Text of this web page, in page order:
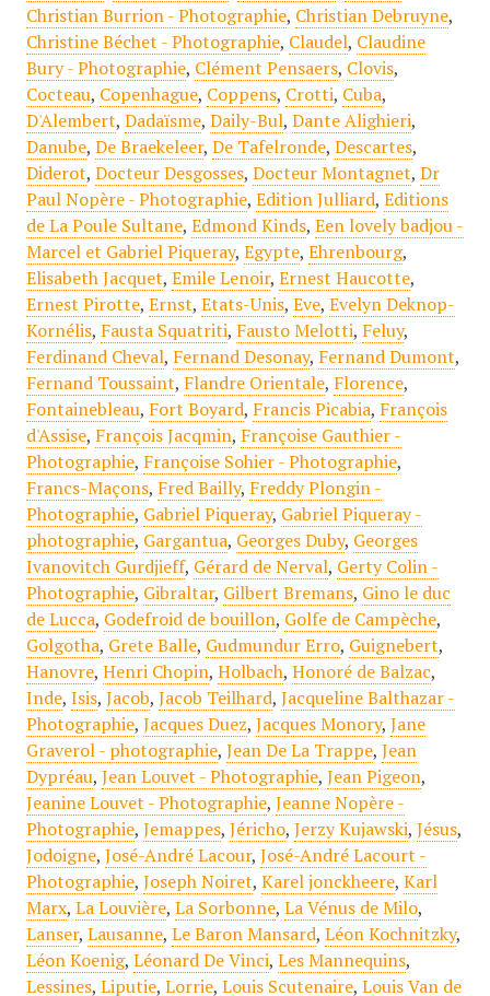
Christian Burrion - Photographie, Christian Debruyne,
Christine Béchet - Photographie, Claudel, Claudine
Bury - Photographie, Clément Pensaers, Clovis,
Cocteau, Copenhague, Coppens, Crotti, Cuba,
D'Alembert, Dadaïsme, Daily-Bul, Dante Alighieri,
Danube, De Braekeleer, De Tafelronde, Descartes,
Diderot, Docteur Desgosses, Docteur Montagnet, Dr
Paul Nopère - Photographie, Edition Julliard, Editions
de La Poule Sultane, Edmond Kinds, Een lovely badjou -
Marcel et Gabriel Piqueray, Egypte, Ehrenbourg,
Elisabeth Jacquet, Emile Lenoir, Ernest Haucotte,
Ernest Pirotte, Ernst, Etats-Unis, Eve, Evelyn Deknop-
Kornélis, Fausta Squatriti, Fausto Melotti, Feluy,
Ferdinand Cheval, Fernand Desonay, Fernand Dumont,
Fernand Toussaint, Flandre Orientale, Florence,
Fontainebleau, Fort Boyard, Francis Picabia, François
d'Assise, François Jacqmin, Françoise Gauthier -
Photographie, Françoise Sohier - Photographie,
Francs-Maçons, Fred Bailly, Freddy Plongin -
Photographie, Gabriel Piqueray, Gabriel Piqueray -
photographie, Gargantua, Georges Duby, Georges
Ivanovitch Gurdjieff, Gérard de Nerval, Gerty Colin -
Photographie, Gibraltar, Gilbert Bremans, Gino le duc
de Lucca, Godefroid de bouillon, Golfe de Campèche,
Golgotha, Grete Balle, Gudmundur Erro, Guignebert,
Hanovre, Henri Chopin, Holbach, Honoré de Balzac,
Inde, Isis, Jacob, Jacob Teilhard, Jacqueline Balthazar -
Photographie, Jacques Duez, Jacques Monory, Jane
Graverol - photographie, Jean De La Trappe, Jean
Dypréau, Jean Louvet - Photographie, Jean Pigeon,
Jeanine Louvet - Photographie, Jeanne Nopère -
Photographie, Jemappes, Jéricho, Jerzy Kujawski, Jésus,
Jodoigne, José-André Lacour, José-André Lacourt -
Photographie, Joseph Noiret, Karel jonckheere, Karl
Marx, La Louvière, La Sorbonne, La Vénus de Milo,
Lanser, Lausanne, Le Baron Mansard, Léon Kochnitzky,
Léon Koenig, Léonard De Vinci, Les Mannequins,
Lessines, Liputie, Lorrie, Louis Scutenaire, Louis Van de